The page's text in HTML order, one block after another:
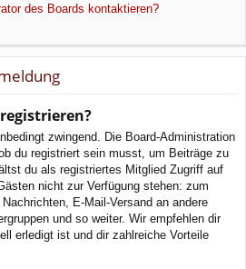
des Boards kontaktieren?
zwingend. Die Board-Administration
du registriert sein musst, um Beiträge zu
du als registriertes Mitglied Zugriff auf
nicht zur Verfügung stehen: zum
E-Mail-Versand an andere
und so weiter. Wir empfehlen dir
erledigt ist und dir zahlreiche Vorteile